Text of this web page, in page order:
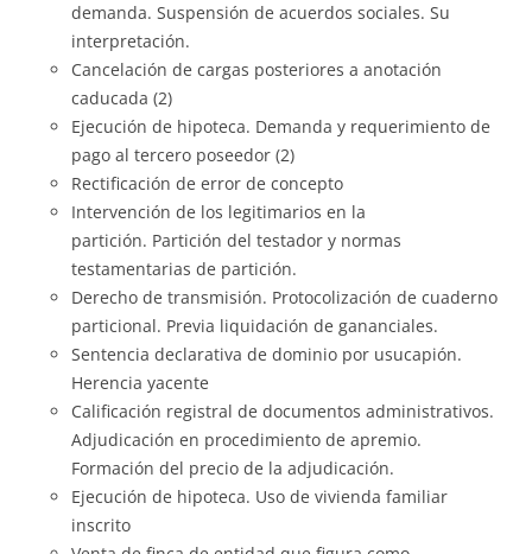
demanda. Suspensión de acuerdos sociales. Su
interpretación.
Cancelación de cargas posteriores a anotación
caducada (2)
Ejecución de hipoteca. Demanda y requerimiento de
pago al tercero poseedor (2)
Rectificación de error de concepto
Intervención de los legitimarios en la
partición. Partición del testador y normas
testamentarias de partición.
Derecho de transmisión. Protocolización de cuaderno
particional. Previa liquidación de gananciales.
Sentencia declarativa de dominio por usucapión.
Herencia yacente
Calificación registral de documentos administrativos.
Adjudicación en procedimiento de apremio.
Formación del precio de la adjudicación.
Ejecución de hipoteca. Uso de vivienda familiar
inscrito